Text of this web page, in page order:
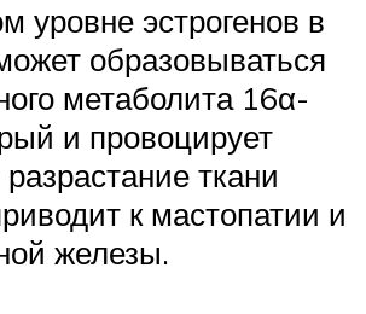
уровне эстрогенов в
образовываться
метаболита 16α-
и провоцирует
ткани
к мастопатии и
железы.